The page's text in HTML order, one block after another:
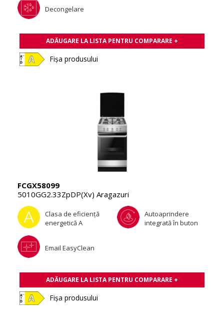
Decongelare
ADĂUGARE LA LISTA PENTRU COMPARARE +
Fișa produsului
FCGX58099
5010GG2.33ZpDP(Xv) Aragazuri
Clasa de eficienţă
energetică A
Autoaprindere
integrată în buton
Email EasyClean
ADĂUGARE LA LISTA PENTRU COMPARARE +
Fișa produsului